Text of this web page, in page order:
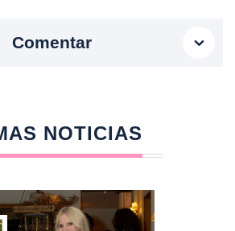
Comentar
NOTICIAS